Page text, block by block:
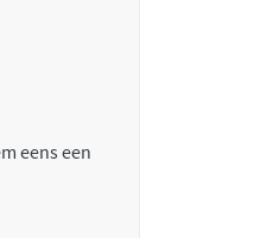
eens een